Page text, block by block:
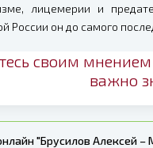
лицемерии и
России он до самого
своим
важно
"Брусилов Алексей